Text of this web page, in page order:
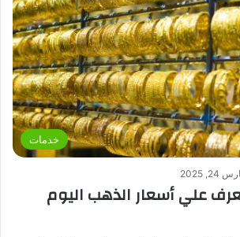
خدمات
24, 2025
علي أسعار الذهب اليوم